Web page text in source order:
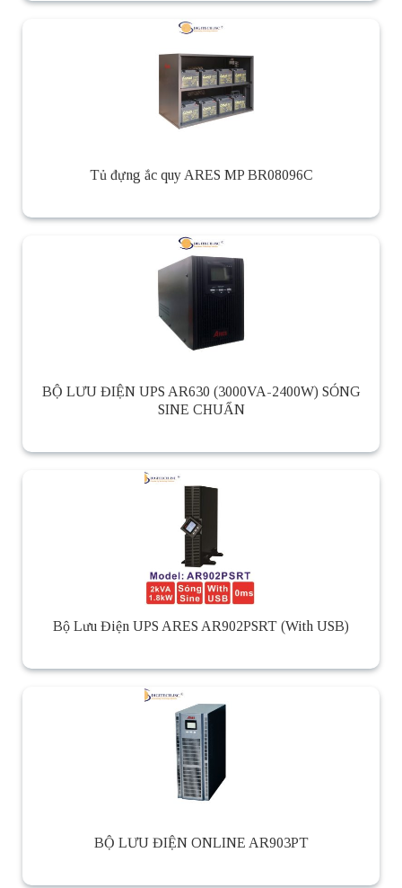
Tủ đựng ắc quy ARES MP BR08096C
BỘ LƯU ĐIỆN UPS AR630 (3000VA-2400W) SÓNG
SINE CHUẨN
Bộ Lưu Điện UPS ARES AR902PSRT (With USB)
BỘ LƯU ĐIỆN ONLINE AR903PT